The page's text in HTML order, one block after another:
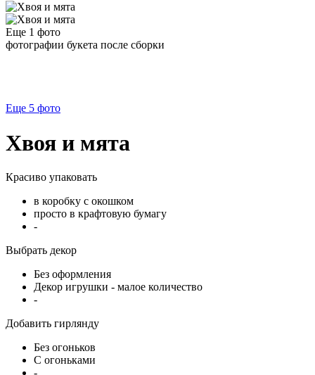
Еще 1 фото
фотографии букета после сборки
Еще 5 фото
Хвоя и мята
Красиво упаковать
в коробку с окошком
просто в крафтовую бумагу
-
Выбрать декор
Без оформления
Декор игрушки - малое количество
-
Добавить гирлянду
Без огоньков
С огоньками